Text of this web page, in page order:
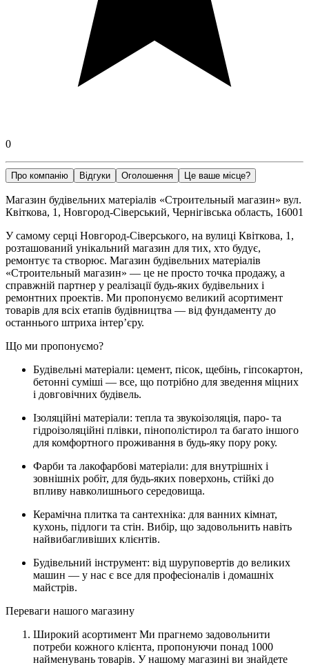
0
Про компанію Відгуки Оголошення Це ваше місце?
Магазин будівельних матеріалів «Строительный магазин» вул.
Квіткова, 1, Новгород-Сіверський, Чернігівська область, 16001
У самому серці Новгород-Сіверського, на вулиці Квіткова, 1,
розташований унікальний магазин для тих, хто будує,
ремонтує та створює. Магазин будівельних матеріалів
«Строительный магазин» — це не просто точка продажу, а
справжній партнер у реалізації будь-яких будівельних і
ремонтних проектів. Ми пропонуємо великий асортимент
товарів для всіх етапів будівництва — від фундаменту до
останнього штриха інтер’єру.
Що ми пропонуємо?
Будівельні матеріали: цемент, пісок, щебінь, гіпсокартон,
бетонні суміші — все, що потрібно для зведення міцних
і довговічних будівель.
Ізоляційні матеріали: тепла та звукоізоляція, паро- та
гідроізоляційні плівки, пінополістирол та багато іншого
для комфортного проживання в будь-яку пору року.
Фарби та лакофарбові матеріали: для внутрішніх і
зовнішніх робіт, для будь-яких поверхонь, стійкі до
впливу навколишнього середовища.
Керамічна плитка та сантехніка: для ванних кімнат,
кухонь, підлоги та стін. Вибір, що задовольнить навіть
найвибагливіших клієнтів.
Будівельний інструмент: від шуруповертів до великих
машин — у нас є все для професіоналів і домашніх
майстрів.
Переваги нашого магазину
Широкий асортимент Ми прагнемо задовольнити
потреби кожного клієнта, пропонуючи понад 1000
найменувань товарів. У нашому магазині ви знайдете